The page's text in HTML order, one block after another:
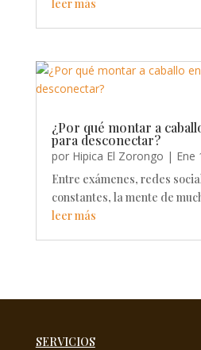
leer más
¿Por qué montar a
para desconectar?
por Hipica El Zorongo | Ene
Entre exámenes, redes
constantes, la mente de
leer más
SERVICIOS